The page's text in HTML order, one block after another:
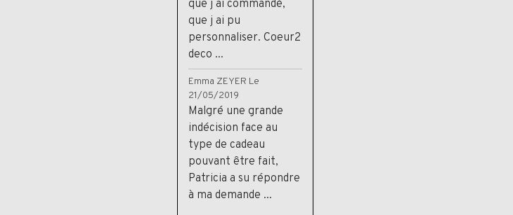
que j ai commandé,
que j ai pu
personnaliser. Coeur2
deco ...
Emma ZEYER Le
21/05/2019
Malgré une grande
indécision face au
type de cadeau
pouvant être fait,
Patricia a su répondre
à ma demande ...